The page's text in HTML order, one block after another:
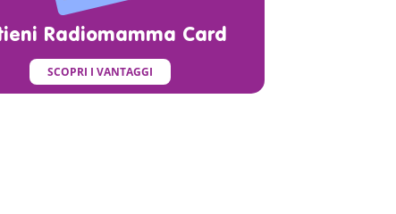
Radiomamma Card
SCOPRI I VANTAGGI